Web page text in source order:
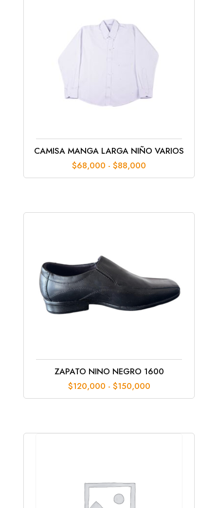
CAMISA MANGA LARGA NIÑO VARIOS
$68,000 - $88,000
de
hasta
ZAPATO NINO NEGRO 1600
$120,000 - $150,000Rango
de
hasta